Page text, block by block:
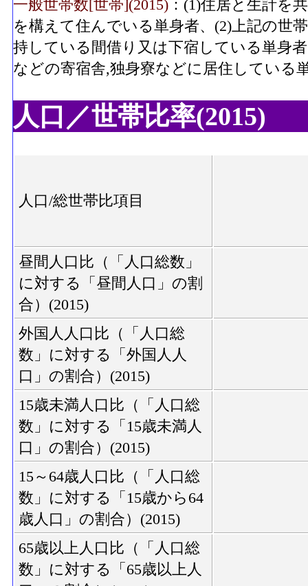
一般世帯数[世帯](2015) ：(1)住居と生計を
を構えて住んでいる単身者、(2)上記の世
持している間借り又は下宿している単身
などの寄宿舎,独身寮などに居住している
人口／世帯比率(2015)
人口/総世帯比項目
昼間人口比（「人口総数」
に対する「昼間人口」の割
合）(2015)
外国人人口比（「人口総
数」に対する「外国人人
口」の割合）(2015)
15歳未満人口比（「人口総
数」に対する「15歳未満人
口」の割合）(2015)
15～64歳人口比（「人口総
数」に対する「15歳から64
歳人口」の割合）(2015)
65歳以上人口比（「人口総
数」に対する「65歳以上人